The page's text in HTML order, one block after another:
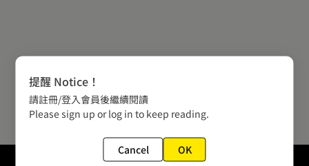
提醒 Notice！
請註冊/登入會員後繼續閱讀
Please sign up or log in to keep reading.
Cancel OK